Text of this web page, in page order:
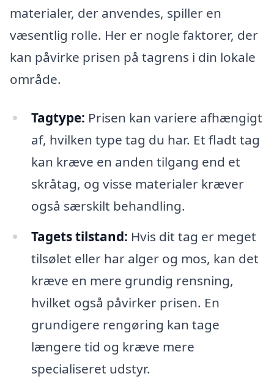
materialer, der anvendes, spiller en
væsentlig rolle. Her er nogle faktorer, der
kan påvirke prisen på tagrens i din lokale
område.
Tagtype: Prisen kan variere afhængigt
af, hvilken type tag du har. Et fladt tag
kan kræve en anden tilgang end et
skråtag, og visse materialer kræver
også særskilt behandling.
Tagets tilstand: Hvis dit tag er meget
tilsølet eller har alger og mos, kan det
kræve en mere grundig rensning,
hvilket også påvirker prisen. En
grundigere rengøring kan tage
længere tid og kræve mere
specialiseret udstyr.